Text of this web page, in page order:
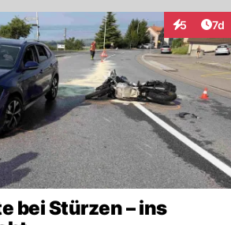
5 7d
bei Stürzen – ins